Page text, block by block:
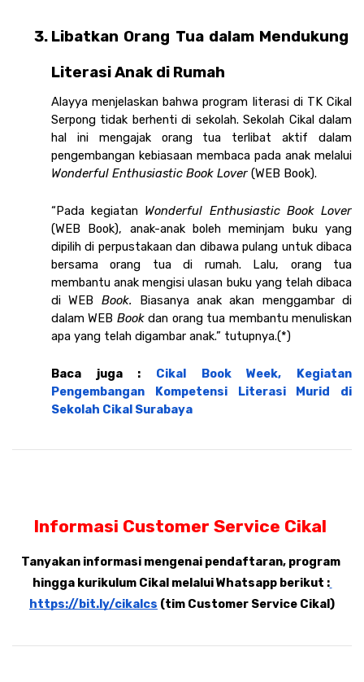
Libatkan Orang Tua dalam Mendukung
Literasi Anak di Rumah
Alayya menjelaskan bahwa program literasi di TK Cikal
Serpong tidak berhenti di sekolah. Sekolah Cikal dalam
hal ini mengajak orang tua terlibat aktif dalam
Wonderful Enthusiastic Book Lover (WEB Book).
“Pada kegiatan
(WEB Book), anak-anak boleh meminjam buku yang
dipilih di perpustakaan dan dibawa pulang untuk dibaca
bersama orang tua di rumah. Lalu, orang tua
membantu anak mengisi ulasan buku yang telah dibaca
di WEB Book. Biasanya anak akan menggambar di
dalam WEB Book dan orang tua membantu menuliskan
apa yang telah digambar anak.” tutupnya.(*)
Baca juga : Cikal Book Week, Kegiatan
Pengembangan Kompetensi Literasi Murid di
Sekolah Cikal Surabaya
Informasi Customer Service Cikal
Tanyakan informasi mengenai pendaftaran, program
hingga kurikulum Cikal melalui Whatsapp berikut :
https://bit.ly/cikalcs (tim Customer Service Cikal)